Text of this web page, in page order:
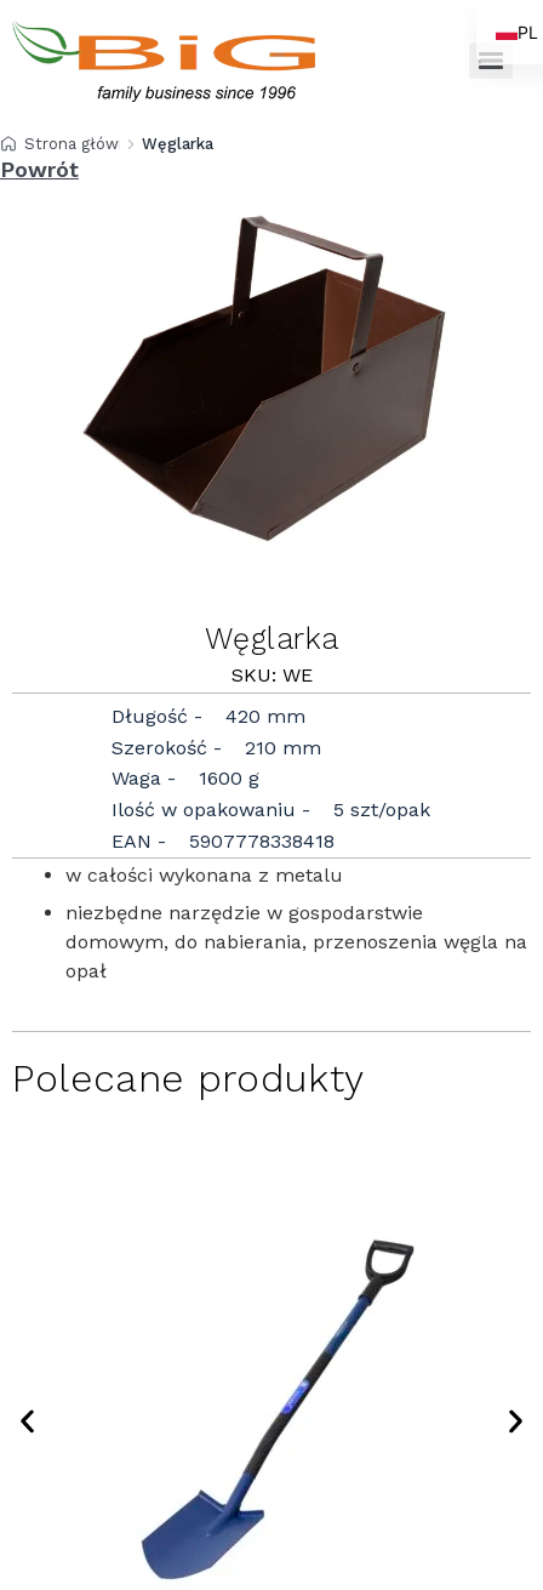
Strona główna Węglarka
Powrót
Węglarka
SKU: WE
Długość
420 mm
Szerokość
210 mm
Waga
1600 g
Ilość w opakowaniu
5 szt/opak
EAN
5907778338418
w całości wykonana z metalu
niezbędne narzędzie w gospodarstwie
domowym, do nabierania, przenoszenia węgla na
opał
Polecane produkty
PL